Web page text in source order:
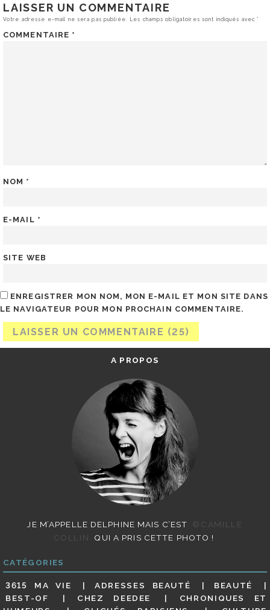
LAISSER UN COMMENTAIRE
Votre adresse e-mail ne sera pas publiée. Les champs obligatoires sont indiqués avec*
COMMENTAIRE *
NOM *
E-MAIL *
SITE WEB
ENREGISTRER MON NOM, MON E-MAIL ET MON SITE DANS
LE NAVIGATEUR POUR MON PROCHAIN COMMENTAIRE.
A PROPOS
JE M’APPELLE DELPHINE MAIS C’EST
©CAMILLE
COLLIN
QUI A PRIS CETTE PHOTO !
CATÉGORIES
3615 MA VIE ADRESSES BEAUTÉ
BEAUTÉ
BEST-OF
CHEZ DEEDEE
CHRONIQUES ET